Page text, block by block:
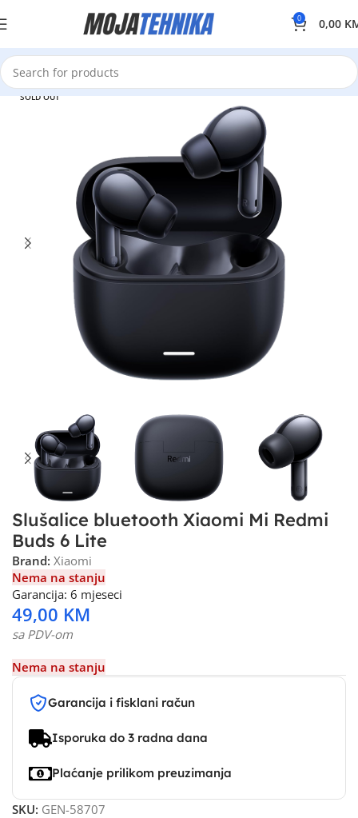
0 0,00
SOLD OUT
Slušalice bluetooth Xiaomi Mi Redmi
Buds 6 Lite
Brand: Xiaomi
Nema na stanju
Garancija: 6 mjeseci
49,00 KM
sa PDV-om
Nema na stanju
Garancija i fisklani račun
Isporuka do 3 radna dana
Plaćanje prilikom preuzimanja
SKU: GEN-58707